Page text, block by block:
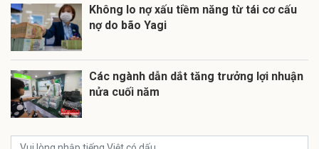
Không lo nợ xấu tiềm năng từ tái cơ cấu
nợ do bão Yagi
Các ngành dẫn dắt tăng trưởng lợi nhuận
nửa cuối năm